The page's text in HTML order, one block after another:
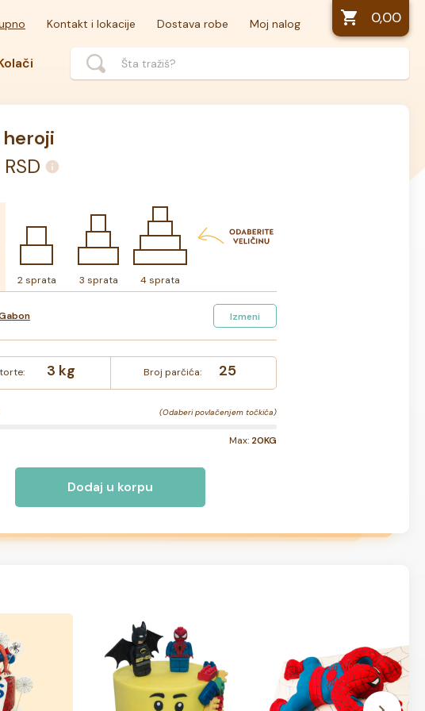
Kontakt i lokacije Dostava robe Moj nalog 0,00
RSD
2 sprata 3 sprata 4 sprata
Izmeni
3 kg Broj parčića: 25
(Odaberi povlačenjem točkića)
Max: 20KG
Dodaj u korpu